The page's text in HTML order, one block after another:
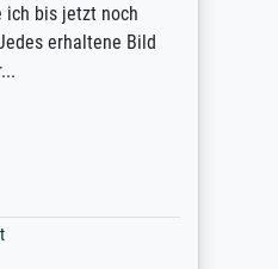
wurde aber
unterschritten. Die
des Drucks